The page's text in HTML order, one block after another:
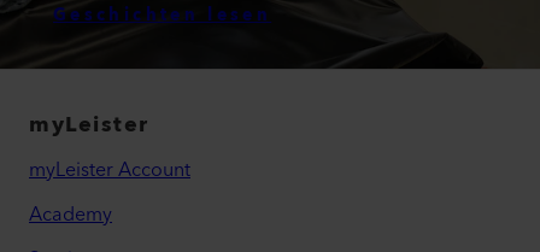
Geschichten lesen
myLeister
myLeister Account
Academy